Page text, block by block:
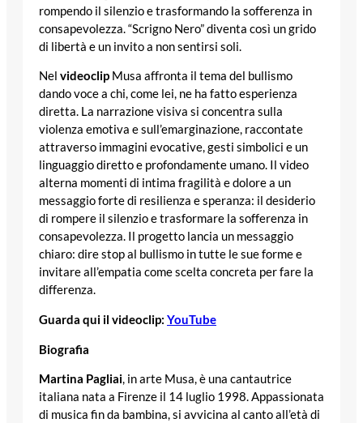
rompendo il silenzio e trasformando la sofferenza in
consapevolezza. “Scrigno Nero” diventa così un grido
di libertà e un invito a non sentirsi soli.
Nel videoclip Musa affronta il tema del bullismo
dando voce a chi, come lei, ne ha fatto esperienza
diretta. La narrazione visiva si concentra sulla
violenza emotiva e sull’emarginazione, raccontate
attraverso immagini evocative, gesti simbolici e un
linguaggio diretto e profondamente umano. Il video
alterna momenti di intima fragilità e dolore a un
messaggio forte di resilienza e speranza: il desiderio
di rompere il silenzio e trasformare la sofferenza in
consapevolezza. Il progetto lancia un messaggio
chiaro: dire stop al bullismo in tutte le sue forme e
invitare all’empatia come scelta concreta per fare la
differenza.
Guarda qui il videoclip: YouTube
Biografia
Martina Pagliai, in arte Musa, è una cantautrice
italiana nata a Firenze il 14 luglio 1998. Appassionata
di musica fin da bambina, si avvicina al canto all’età di